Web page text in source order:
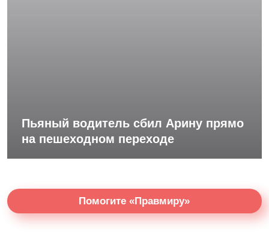
Пьяный водитель сбил Арину прямо
на пешеходном переходе
Помогите «Правмиру»